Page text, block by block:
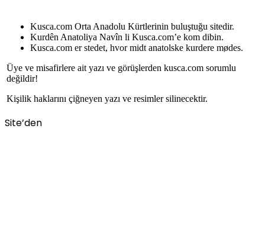
Kusca.com Orta Anadolu Kürtlerinin buluştuğu sitedir.
Kurdên Anatoliya Navîn li Kusca.com’e kom dibin.
Kusca.com er stedet, hvor midt anatolske kurdere mødes.
Üye ve misafirlere ait yazı ve görüşlerden kusca.com sorumlu
değildir!
Kişilik haklarını çiğneyen yazı ve resimler silinecektir.
Site’den